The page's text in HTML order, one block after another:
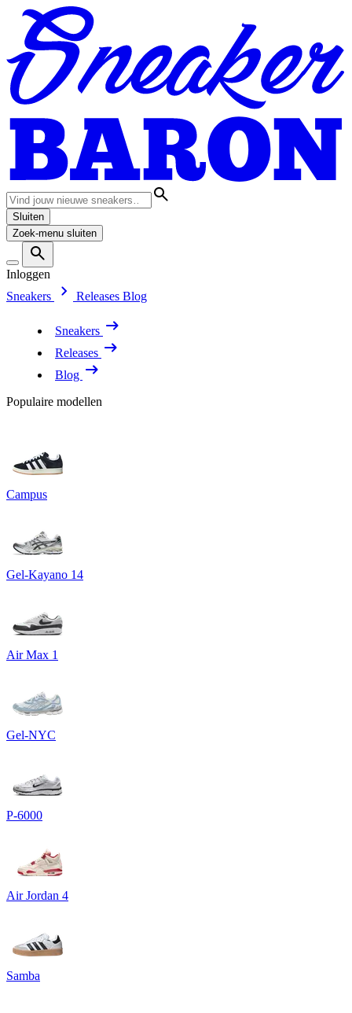
Sluiten
Zoek-menu sluiten
Inloggen
Sneakers
Releases Blog
Sneakers
Releases
Blog
Populaire modellen
Campus
Gel-Kayano 14
Air Max 1
Gel-NYC
P-6000
Air Jordan 4
Samba